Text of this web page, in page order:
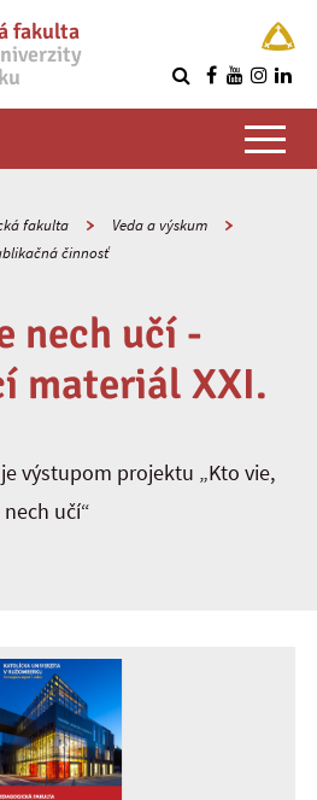
fakulta
fakulta
Veda a výskum
činnosť
nech učí -
materiál XXI.
výstupom projektu „Kto vie,
nech učí“